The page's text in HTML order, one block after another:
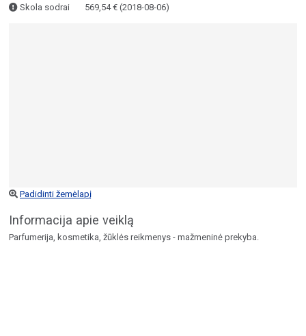
Skola sodrai
569,54 € (2018-08-06)
Padidinti žemėlapį
Informacija apie veiklą
Parfumerija, kosmetika, žūklės reikmenys - mažmeninė prekyba.